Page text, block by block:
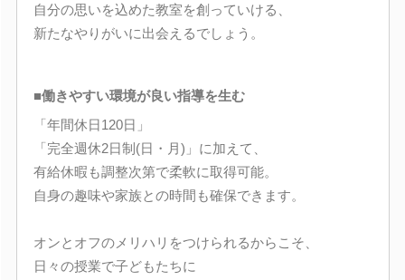
自分の思いを込めた教室を創っていける、
新たなやりがいに出会えるでしょう。
■働きやすい環境が良い指導を生む
「年間休日120日」
「完全週休2日制(日・月)」に加えて、
有給休暇も調整次第で柔軟に取得可能。
自身の趣味や家族との時間も確保できます。
オンとオフのメリハリをつけられるからこそ、
日々の授業で子どもたちに